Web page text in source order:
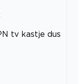
tv kastje dus